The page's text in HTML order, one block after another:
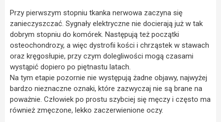
Przy pierwszym stopniu tkanka nerwowa zaczyna się
zanieczyszczać. Sygnały elektryczne nie docierają już w tak
dobrym stopniu do komórek. Następują też początki
osteochondrozy, a więc dystrofii kości i chrząstek w stawach
oraz kręgosłupie, przy czym dolegliwości mogą czasami
wystąpić dopiero po piętnastu latach.
Na tym etapie pozornie nie występują żadne objawy, najwyżej
bardzo nieznaczne oznaki, które zazwyczaj nie są brane na
poważnie. Człowiek po prostu szybciej się męczy i często ma
również zmęczone, lekko zaczerwienione oczy.